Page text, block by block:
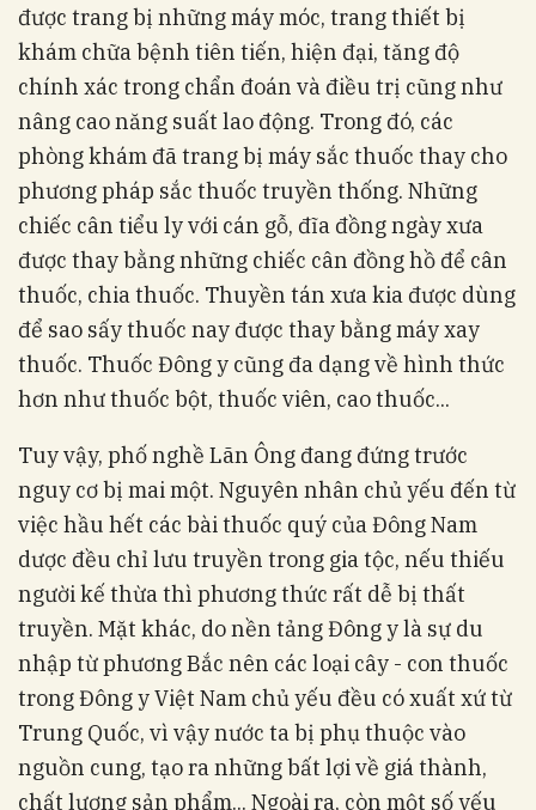
được trang bị những máy móc, trang thiết bị
khám chữa bệnh tiên tiến, hiện đại, tăng độ
chính xác trong chẩn đoán và điều trị cũng như
nâng cao năng suất lao động. Trong đó, các
phòng khám đã trang bị máy sắc thuốc thay cho
phương pháp sắc thuốc truyền thống. Những
chiếc cân tiểu ly với cán gỗ, đĩa đồng ngày xưa
được thay bằng những chiếc cân đồng hồ để cân
thuốc, chia thuốc. Thuyền tán xưa kia được dùng
để sao sấy thuốc nay được thay bằng máy xay
thuốc. Thuốc Đông y cũng đa dạng về hình thức
hơn như thuốc bột, thuốc viên, cao thuốc...
Tuy vậy, phố nghề Lãn Ông đang đứng trước
nguy cơ bị mai một. Nguyên nhân chủ yếu đến từ
việc hầu hết các bài thuốc quý của Đông Nam
dược đều chỉ lưu truyền trong gia tộc, nếu thiếu
người kế thừa thì phương thức rất dễ bị thất
truyền. Mặt khác, do nền tảng Đông y là sự du
nhập từ phương Bắc nên các loại cây - con thuốc
trong Đông y Việt Nam chủ yếu đều có xuất xứ từ
Trung Quốc, vì vậy nước ta bị phụ thuộc vào
nguồn cung, tạo ra những bất lợi về giá thành,
chất lượng sản phẩm... Ngoài ra, còn một số yếu